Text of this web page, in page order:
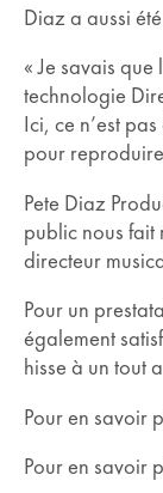
Diaz a aussi
« Je savais
technologie
Ici, ce n’est
pour
Pete Diaz
public nous fait
directeur
Pour un
également
hisse à un tout
Pour en savoir
Pour en savoir